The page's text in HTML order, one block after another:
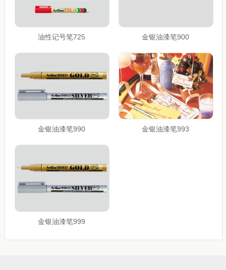
油性记号笔725 金银油漆笔900
金银油漆笔990 金银油漆笔993
金银油漆笔999